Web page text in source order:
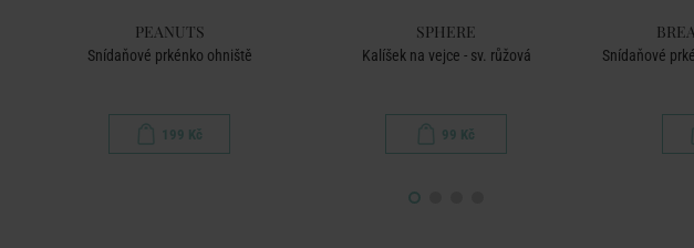
PEANUTS
Snídaňové prkénko ohniště
199 Kč
SPHERE
Kalíšek na vejce - sv. růžová
99 Kč
Snídaňové